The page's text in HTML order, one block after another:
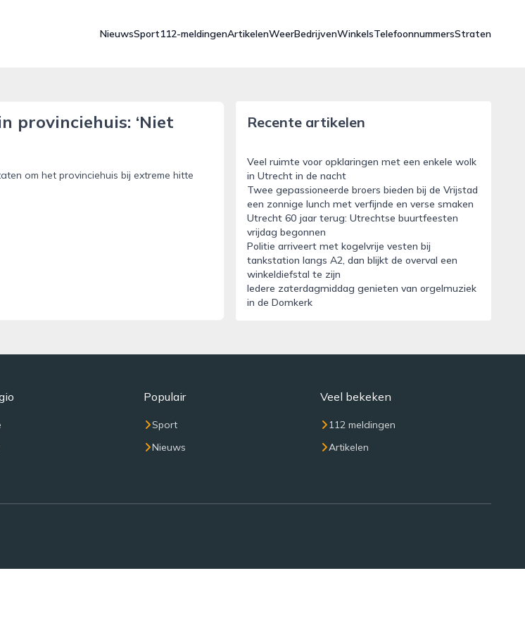
NieuwsSport112-meldingenArtikelenWeerBedrijvenWinkelsTelefoonnummersStraten
provinciehuis: ‘Niet
om het provinciehuis bij extreme hitte
Recente artikelen
Veel ruimte voor opklaringen met een enkele wolk
in Utrecht in de nacht
Twee gepassioneerde broers bieden bij de Vrijstad
een zonnige lunch met verfijnde en verse smaken
Utrecht 60 jaar terug: Utrechtse buurtfeesten
vrijdag begonnen
Politie arriveert met kogelvrije vesten bij
tankstation langs A2, dan blijkt de overval een
winkeldiefstal te zijn
Iedere zaterdagmiddag genieten van orgelmuziek
in de Domkerk
Populair
Sport
Nieuws
Veel bekeken
112 meldingen
Artikelen